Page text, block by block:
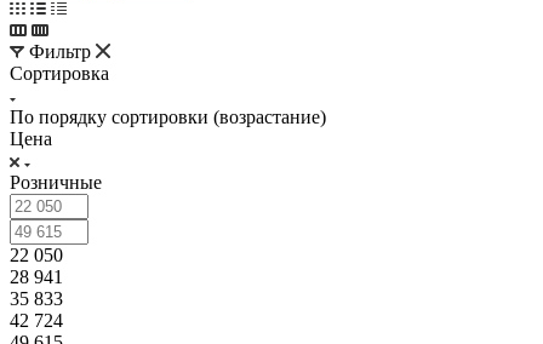
Фильтр
Сортировка
По порядку сортировки (возрастание)
Цена
Розничные
22 050
28 941
35 833
42 724